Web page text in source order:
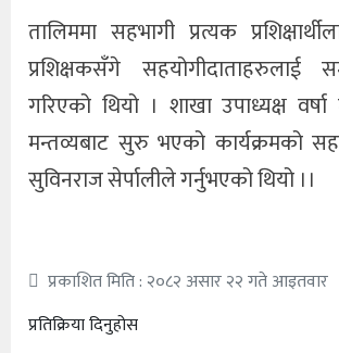
तालिममा सहभागी प्रत्यक
प्रशिक्षकसँगे सहयोगीदाताहरुलाई
गरिएको थियो । शाखा उपाध्यक्ष
मन्तव्यबाट सुरु भएको कार्यक्रमको
सुविनराज सेर्पालीले गर्नुभएको थियो ।।
प्रकाशित मिति : २०८२ असार २२ गते आइतवार
प्रतिक्रिया दिनुहोस